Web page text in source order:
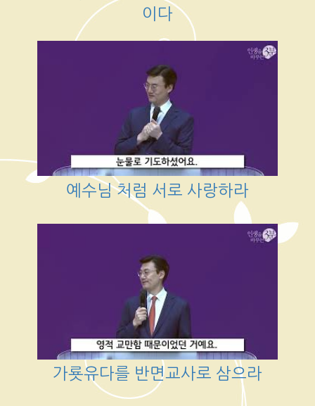
이다
예수님 처럼 서로 사랑하라
가룟유다를 반면교사로 삼으라